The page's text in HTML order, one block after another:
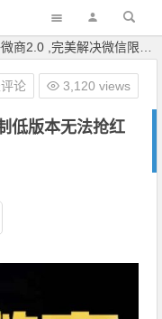
,完美解决微信限制低版本无法抢红包、加好友等限制
低版本无法抢红
论 3,120 views